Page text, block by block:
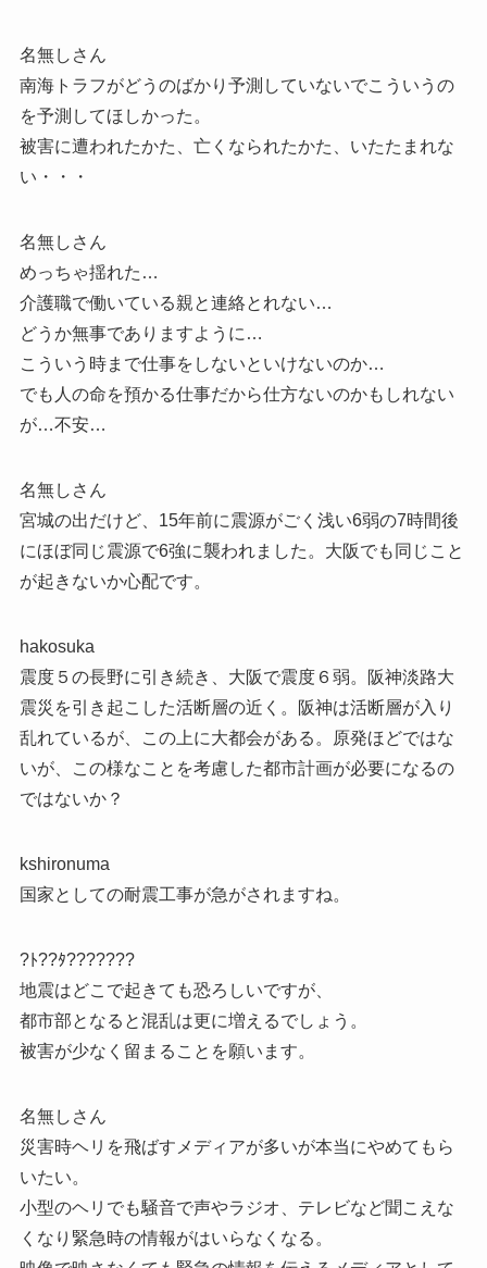
名無しさん
南海トラフがどうのばかり予測していないでこういうの
を予測してほしかった。
被害に遭われたかた、亡くなられたかた、いたたまれな
い・・・
名無しさん
めっちゃ揺れた…
介護職で働いている親と連絡とれない…
どうか無事でありますように…
こういう時まで仕事をしないといけないのか…
でも人の命を預かる仕事だから仕方ないのかもしれない
が…不安…
名無しさん
宮城の出だけど、15年前に震源がごく浅い6弱の7時間後
にほぼ同じ震源で6強に襲われました。大阪でも同じこと
が起きないか心配です。
hakosuka
震度５の長野に引き続き、大阪で震度６弱。阪神淡路大
震災を引き起こした活断層の近く。阪神は活断層が入り
乱れているが、この上に大都会がある。原発ほどではな
いが、この様なことを考慮した都市計画が必要になるの
ではないか？
kshironuma
国家としての耐震工事が急がされますね。
?ﾄ??ﾀ???????
地震はどこで起きても恐ろしいですが、
都市部となると混乱は更に増えるでしょう。
被害が少なく留まることを願います。
名無しさん
災害時ヘリを飛ばすメディアが多いが本当にやめてもら
いたい。
小型のヘリでも騒音で声やラジオ、テレビなど聞こえな
くなり緊急時の情報がはいらなくなる。